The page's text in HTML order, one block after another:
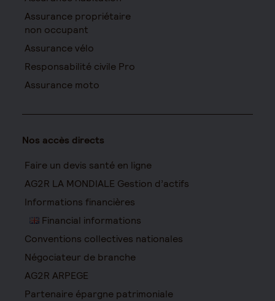
Assurance propriétaire
non occupant
Assurance vélo
Responsabilité civile Pro
Assurance moto
Nos accès directs
Faire un devis santé en ligne
AG2R LA MONDIALE Gestion d’actifs
Informations financières
Financial informations
Conventions collectives nationales
Négociateur de branche
AG2R ARPEGE
Partenaire épargne patrimoniale